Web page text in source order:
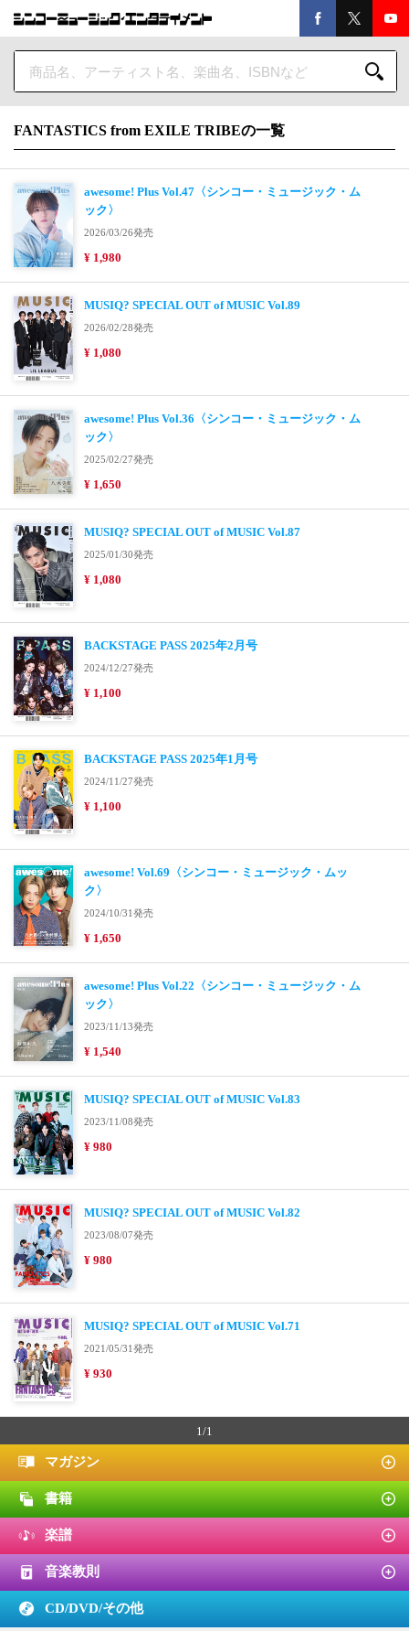
FANTASTICS from EXILE TRIBEの一覧
awesome! Plus Vol.47〈シンコー・ミュージック・ム
ック〉
2026/03/26発売
¥ 1,980
MUSIQ? SPECIAL OUT of MUSIC Vol.89
2026/02/28発売
¥ 1,080
awesome! Plus Vol.36〈シンコー・ミュージック・ム
ック〉
2025/02/27発売
¥ 1,650
MUSIQ? SPECIAL OUT of MUSIC Vol.87
2025/01/30発売
¥ 1,080
BACKSTAGE PASS 2025年2月号
2024/12/27発売
¥ 1,100
BACKSTAGE PASS 2025年1月号
2024/11/27発売
¥ 1,100
awesome! Vol.69〈シンコー・ミュージック・ムッ
ク〉
2024/10/31発売
¥ 1,650
awesome! Plus Vol.22〈シンコー・ミュージック・ム
ック〉
2023/11/13発売
¥ 1,540
MUSIQ? SPECIAL OUT of MUSIC Vol.83
2023/11/08発売
¥ 980
MUSIQ? SPECIAL OUT of MUSIC Vol.82
2023/08/07発売
¥ 980
MUSIQ? SPECIAL OUT of MUSIC Vol.71
2021/05/31発売
¥ 930
1/1
マガジン
書籍
楽譜
音楽教則
CD/DVD/その他